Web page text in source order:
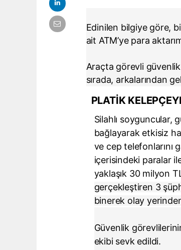
Edinilen bilgiye göre,
ait ATM’ye para
Araçta görevli
sırada, arkalarından
PLATİK
Silahlı soyguncular,
bağlayarak etkisiz
ve cep telefonlarını
içerisindeki paralar
yaklaşık 30 milyon
gerçekleştiren 3
binerek olay
Güvenlik
ekibi sevk edildi.